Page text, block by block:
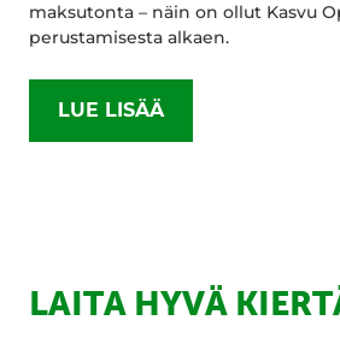
maksutonta – näin on ollut Kasvu
perustamisesta alkaen.
LUE LISÄÄ
LAITA HYVÄ